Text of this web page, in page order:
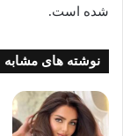
شده است.
نوشته های مشابه